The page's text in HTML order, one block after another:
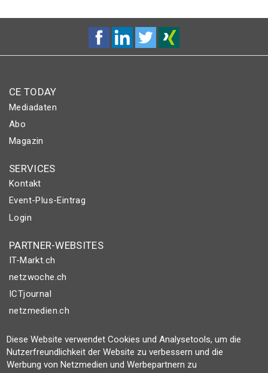
CE TODAY
Mediadaten
Abo
Magazin
SERVICES
Kontakt
Event-Plus-Eintrag
Login
PARTNER-WEBSITES
IT-Markt.ch
netzwoche.ch
ICTjournal
netzmedien.ch
© NETZMEDIEN AG 2026
Impressum
AGB
Diese Website verwendet Cookies und Analysetools, um die
Nutzerfreundlichkeit der Website zu verbessern und die
Werbung von Netzmedien und Werbepartnern zu